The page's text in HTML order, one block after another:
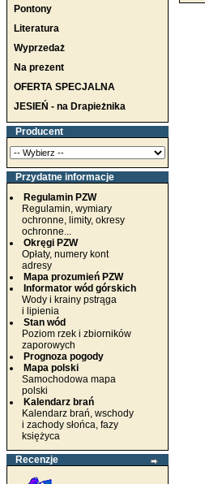
Pontony
Literatura
Wyprzedaż
Na prezent
OFERTA SPECJALNA
JESIEŃ - na Drapieżnika
Producent
Przydatne informacje
Regulamin PZW
Regulamin, wymiary
ochronne, limity, okresy
ochronne...
Okręgi PZW
Opłaty, numery kont
adresy
Mapa prozumień PZW
Informator wód górskich
Wody i krainy pstrąga
i lipienia
Stan wód
Poziom rzek i zbiorników
zaporowych
Prognoza pogody
Mapa polski
Samochodowa mapa
polski
Kalendarz brań
Kalendarz brań, wschody
i zachody słońca, fazy
księżyca
Recenzje